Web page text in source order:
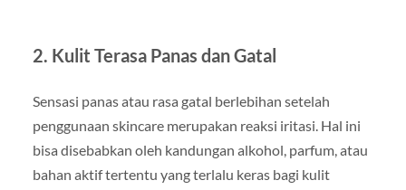
2. Kulit Terasa Panas dan Gatal
Sensasi panas atau rasa gatal berlebihan setelah
penggunaan skincare merupakan reaksi iritasi. Hal ini
bisa disebabkan oleh kandungan alkohol, parfum, atau
bahan aktif tertentu yang terlalu keras bagi kulit